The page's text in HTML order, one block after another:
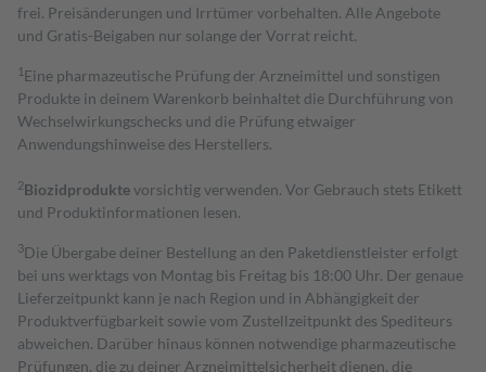
frei. Preisänderungen und Irrtümer vorbehalten. Alle Angebote
und Gratis-Beigaben nur solange der Vorrat reicht.
1 Eine pharmazeutische Prüfung der Arzneimittel und sonstigen
Produkte in deinem Warenkorb beinhaltet die Durchführung von
Wechselwirkungschecks und die Prüfung etwaiger
Anwendungshinweise des Herstellers.
2Biozidproduktevorsichtig verwenden. Vor Gebrauch stets Etikett
und Produktinformationen lesen.
3Die Übergabe deiner Bestellung an den Paketdienstleister erfolgt
bei uns werktags von Montag bis Freitag bis 18:00 Uhr. Der genaue
Lieferzeitpunkt kann je nach Region und in Abhängigkeit der
Produktverfügbarkeit sowie vom Zustellzeitpunkt des Spediteurs
abweichen. Darüber hinaus können notwendige pharmazeutische
Prüfungen, die zu deiner Arzneimittelsicherheit dienen, die